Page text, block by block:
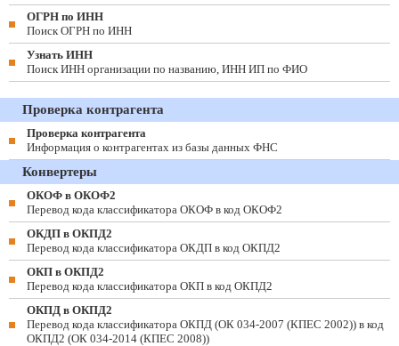
ОГРН по ИНН
Поиск ОГРН по ИНН
Узнать ИНН
Поиск ИНН организации по названию, ИНН ИП по ФИО
Проверка контрагента
Проверка контрагента
Информация о контрагентах из базы данных ФНС
Конвертеры
ОКОФ в ОКОФ2
Перевод кода классификатора ОКОФ в код ОКОФ2
ОКДП в ОКПД2
Перевод кода классификатора ОКДП в код ОКПД2
ОКП в ОКПД2
Перевод кода классификатора ОКП в код ОКПД2
ОКПД в ОКПД2
Перевод кода классификатора ОКПД (ОК 034-2007 (КПЕС 2002)) в код
ОКПД2 (ОК 034-2014 (КПЕС 2008))